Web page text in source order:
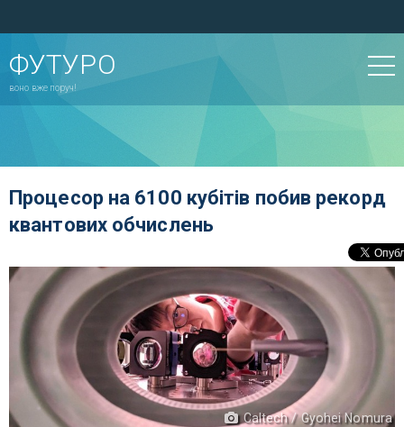
ФУТУРО
воно вже поруч!
Процесор на 6100 кубітів побив рекорд
квантових обчислень
Caltech / Gyohei Nomura